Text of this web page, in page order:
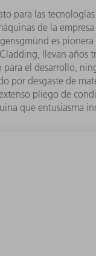
para las
de la
es
llevan
para el desarrollo,
por desgaste de
pliego de
que entusiasma